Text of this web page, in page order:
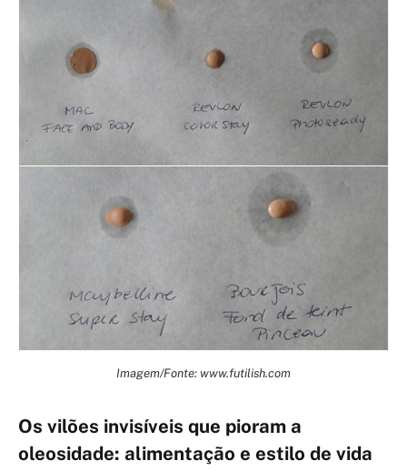
Imagem/Fonte: www.futilish.com
Os vilões invisíveis que pioram a
oleosidade: alimentação e estilo de vida